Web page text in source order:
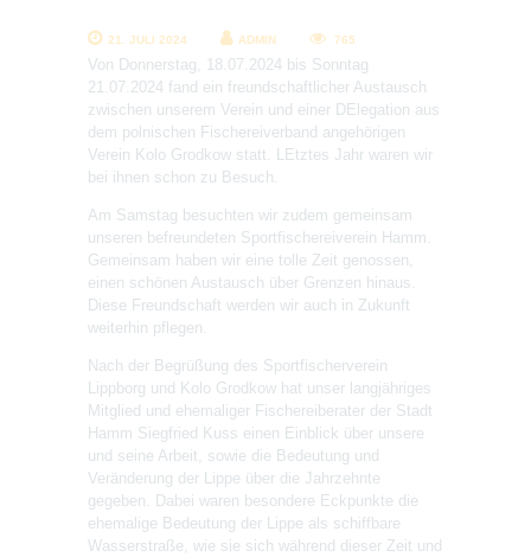
21. JULI 2024 ADMIN 765
Von Donnerstag, 18.07.2024 bis Sonntag
21.07.2024 fand ein freundschaftlicher Austausch
zwischen unserem Verein und einer DElegation aus
dem polnischen Fischereiverband angehörigen
Verein Kolo Grodkow statt. LEtztes Jahr waren wir
bei ihnen schon zu Besuch.
Am Samstag besuchten wir zudem gemeinsam
unseren befreundeten Sportfischereiverein Hamm.
Gemeinsam haben wir eine tolle Zeit genossen,
einen schönen Austausch über Grenzen hinaus.
Diese Freundschaft werden wir auch in Zukunft
weiterhin pflegen.
Nach der Begrüßung des Sportfischerverein
Lippborg und Kolo Grodkow hat unser langjähriges
Mitglied und ehemaliger Fischereiberater der Stadt
Hamm Siegfried Kuss einen Einblick über unsere
und seine Arbeit, sowie die Bedeutung und
Veränderung der Lippe über die Jahrzehnte
gegeben. Dabei waren besondere Eckpunkte die
ehemalige Bedeutung der Lippe als schiffbare
Wasserstraße, wie sie sich während dieser Zeit und